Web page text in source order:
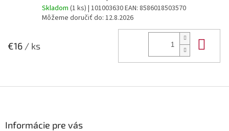
Skladom (1 ks) | 101003630EAN: 8586018503570
Môžeme doručiť do: 12.8.2026
€16 / ks
Informácie pre vás